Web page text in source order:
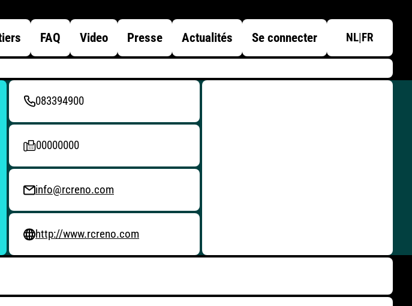
FAQ Video Presse Actualités Se connecter NL|FR
083394900
00000000
info@rcreno.com
http://www.rcreno.com